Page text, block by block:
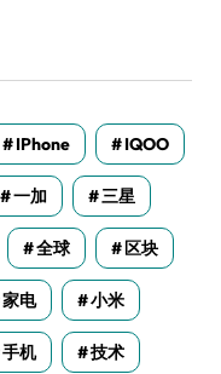
IPhone IQOO
一加 三星
全球 区块
家电 小米
手机 技术